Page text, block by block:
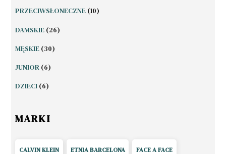
PRZECIWSŁONECZNE 1010
DAMSKIE 2626
MĘSKIE 3030
JUNIOR 66
DZIECI 66
MARKI
CALVIN KLEIN ETNIA BARCELONA FACE A FACE